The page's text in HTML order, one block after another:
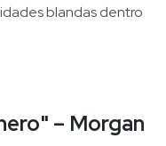
blandas dentro
– Morgan